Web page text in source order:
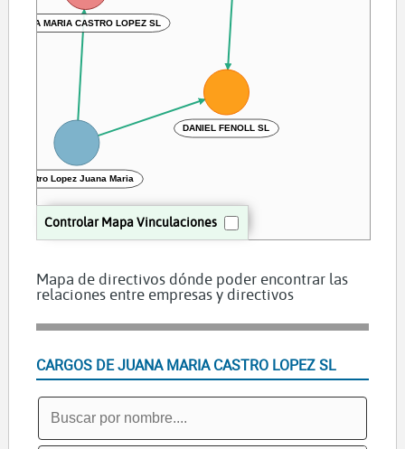
Controlar Mapa Vinculaciones
JUANA MARIA CASTRO LOPEZ SL
Castro Lopez Juana Maria
DANIEL FENOLL SL
Mapa de directivos dónde poder encontrar las
relaciones entre empresas y directivos
CARGOS DE JUANA MARIA CASTRO LOPEZ SL